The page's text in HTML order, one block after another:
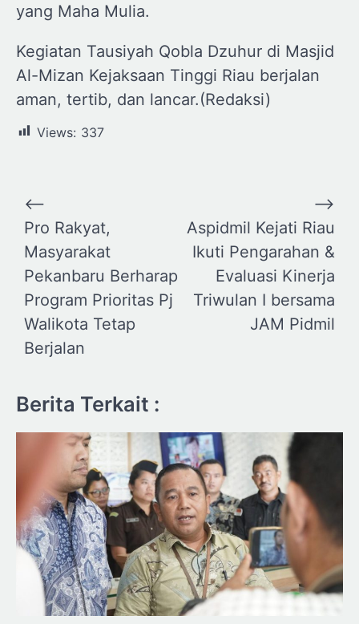
yang Maha Mulia.
Kegiatan Tausiyah Qobla Dzuhur di Masjid
Al-Mizan Kejaksaan Tinggi Riau berjalan
aman, tertib, dan lancar.(Redaksi)
Views: 337
Navigasi
pos
⟵
Pro Rakyat,
Masyarakat
Pekanbaru Berharap
Program Prioritas Pj
Walikota Tetap
Berjalan
Aspidmil Kejati Riau
Ikuti Pengarahan &
Evaluasi Kinerja
Triwulan I bersama
JAM Pidmil
⟶
Berita Terkait :